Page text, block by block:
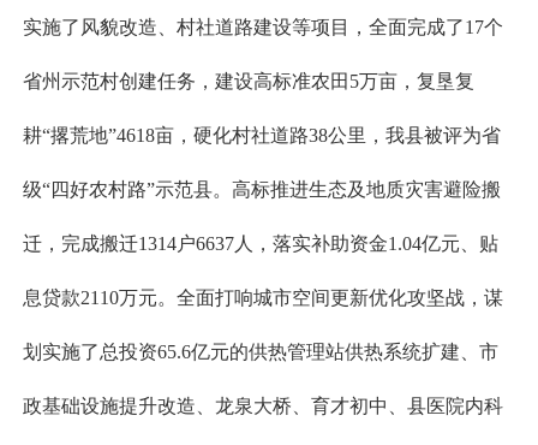
实施了风貌改造、村社道路建设等项目，全面完成了17个
省州示范村创建任务，建设高标准农田5万亩，复垦复
耕“撂荒地”4618亩，硬化村社道路38公里，我县被评为省
级“四好农村路”示范县。高标推进生态及地质灾害避险搬
迁，完成搬迁1314户6637人，落实补助资金1.04亿元、贴
息贷款2110万元。全面打响城市空间更新优化攻坚战，谋
划实施了总投资65.6亿元的供热管理站供热系统扩建、市
政基础设施提升改造、龙泉大桥、育才初中、县医院内科